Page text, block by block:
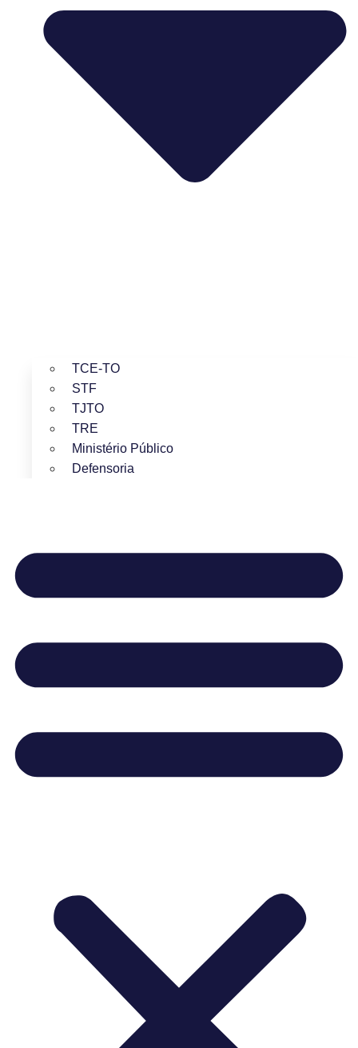
TCE-TO
STF
TJTO
TRE
Ministério Público
Defensoria